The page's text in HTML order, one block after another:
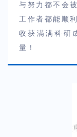
与努力都不会
工作者都能顺
收获满满科研
量！